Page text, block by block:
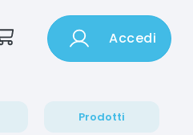
Accedi
Prodotti